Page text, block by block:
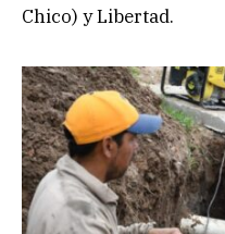
Chico) y Libertad.